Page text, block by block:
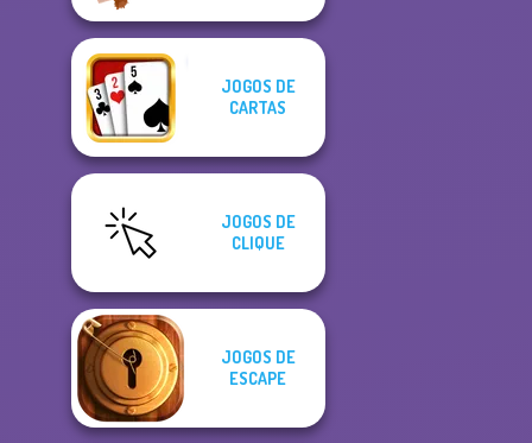
JOGOS DE
CARTAS
JOGOS DE
CLIQUE
JOGOS DE
ESCAPE